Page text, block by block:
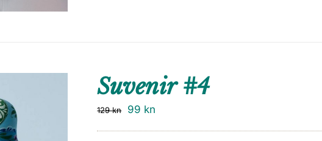
Suvenir #4
129kn 99 kn